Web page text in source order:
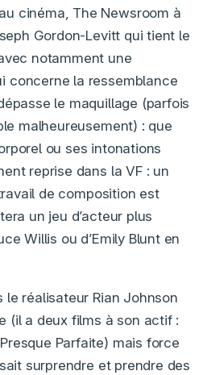
cinéma, The Newsroom à
Gordon-Levitt qui tient le
notamment une
concerne la ressemblance
le maquillage (parfois
malheureusement) : que
ou ses intonations
reprise dans la VF : un
de composition est
un jeu d’acteur plus
Willis ou d’Emily Blunt en
le réalisateur Rian Johnson
(il a deux films à son actif :
Parfaite) mais force
surprendre et prendre des